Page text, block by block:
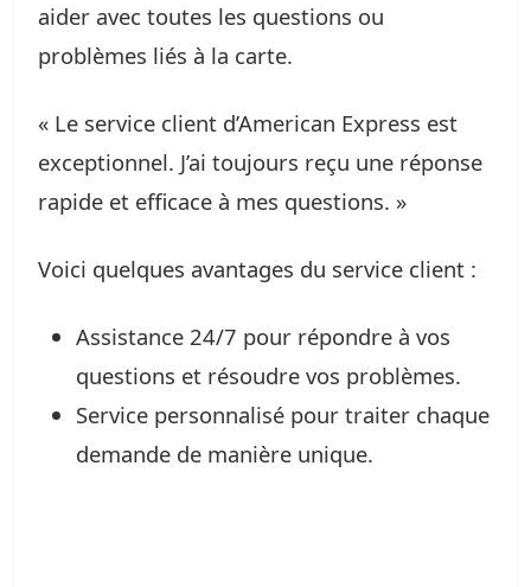
aider avec toutes les questions ou
problèmes liés à la carte.
« Le service client d’American Express est
exceptionnel. J’ai toujours reçu une réponse
rapide et efficace à mes questions. »
Voici quelques avantages du service client :
Assistance 24/7 pour répondre à vos
questions et résoudre vos problèmes.
Service personnalisé pour traiter chaque
demande de manière unique.